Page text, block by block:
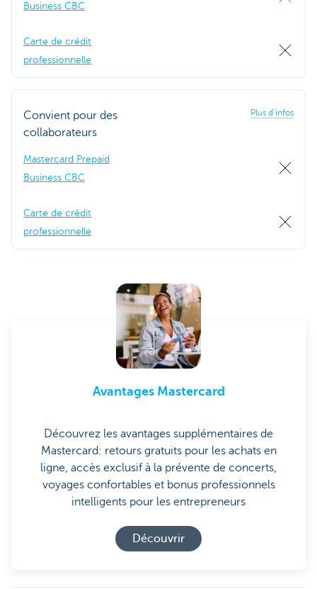
Business CBC
Carte de crédit
professionnelle
Convient pour des
collaborateurs
Plus d’infos
Mastercard Prepaid
Business CBC
Carte de crédit
professionnelle
Avantages Mastercard
Découvrez les avantages supplémentaires de
Mastercard: retours gratuits pour les achats en
ligne, accès exclusif à la prévente de concerts,
voyages confortables et bonus professionnels
intelligents pour les entrepreneurs
Découvrir